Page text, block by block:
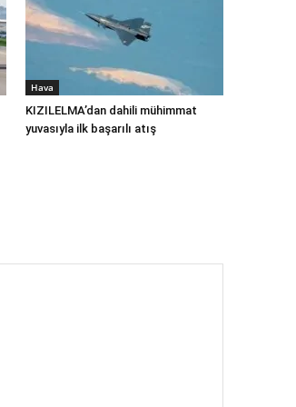
Hava
KIZILELMA’dan dahili mühimmat
yuvasıyla ilk başarılı atış